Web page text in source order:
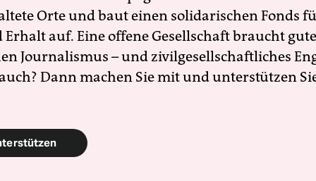
Orte und baut einen solidarischen Fonds
Erhalt auf. Eine offene Gesellschaft braucht
Journalismus – und zivilgesellschaftliches
Dann machen Sie mit und unterstützen